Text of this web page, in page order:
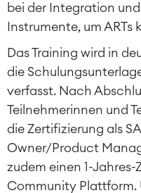
bei der Integration
Instrumente, um
Das Training wird in
die
verfasst. Nach
Teilnehmerinnen und
die Zertifizierung als
Owner/Product
zudem einen 1-Jahres-
Community Plattform.